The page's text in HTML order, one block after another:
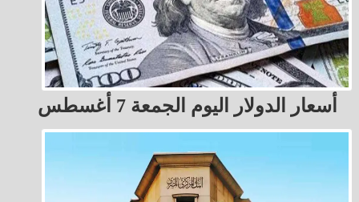
أسعار الدولار اليوم الجمعة 7 أغسطس